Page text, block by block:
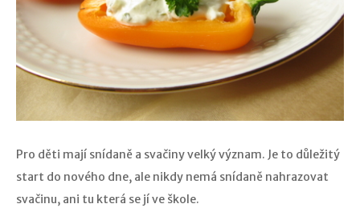
​Pro děti mají snídaně a svačiny velký význam. Je to důležitý
start do nového dne, ale nikdy nemá snídaně nahrazovat
svačinu, ani tu která se jí ve škole.